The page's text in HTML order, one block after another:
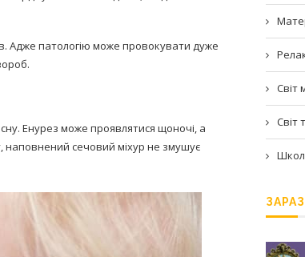
Адже патологію може провокувати дуже
Енурез може проявлятися щоночі, а
наповнений сечовий міхур не змушує
Світ
Світ